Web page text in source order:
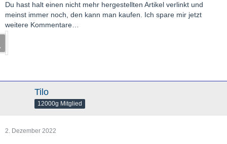
Du hast halt einen nicht mehr hergestellten Artikel verlinkt und
meinst immer noch, den kann man kaufen. Ich spare mir jetzt
weitere Kommentare…
Tilo
12000g Mitglied
2. Dezember 2022